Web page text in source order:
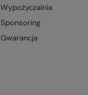
Wypożyczalnia
Sponsoring
Gwarancja